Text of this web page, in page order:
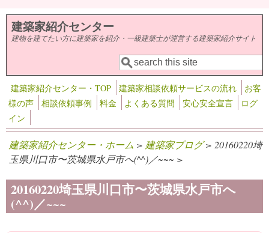
メインコンテンツに移動
建築家紹介センター
建物を建てたい方に建築家を紹介・一級建築士が運営する建築家紹介サイト
検索フォーム
検索
建築家紹介センター・TOP 建築家相談依頼サービスの流れ
お客
様の声
相談依頼事例 料金 よくある質問 安心安全宣言
ログ
イン
建築家紹介センター・ホーム > 建築家ブログ> 20160220埼
玉県川口市〜茨城県水戸市へ(^^)／~~~ >
20160220埼玉県川口市〜茨城県水戸市へ
(^^)／~~~